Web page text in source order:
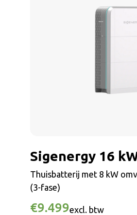
Sigenergy 16
Thuisbatterij met 8 kW
(3-fase)
€9.499excl. btw